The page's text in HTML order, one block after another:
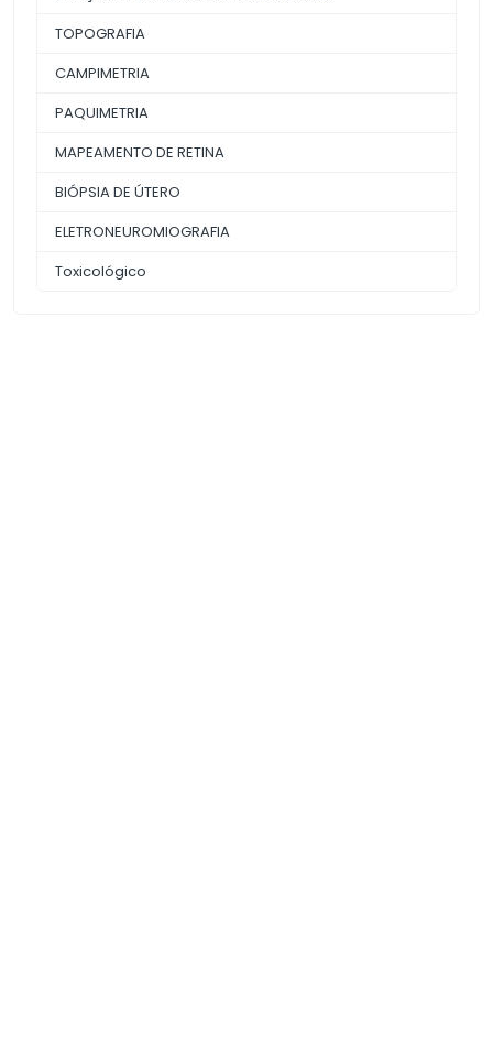
TOPOGRAFIA
CAMPIMETRIA
PAQUIMETRIA
MAPEAMENTO DE RETINA
BIÓPSIA DE ÚTERO
ELETRONEUROMIOGRAFIA
Toxicológico